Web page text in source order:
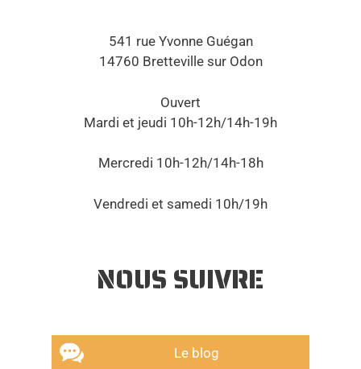
541 rue Yvonne Guégan
14760 Bretteville sur Odon
Ouvert
Mardi et jeudi 10h-12h/14h-19h
Mercredi 10h-12h/14h-18h
Vendredi et samedi 10h/19h
NOUS SUIVRE
Le blog